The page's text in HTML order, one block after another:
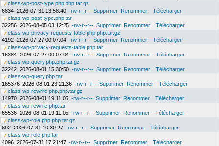
class-wp-post-type.php.php.tar.gz
6834 2026-07-31 13:58:40 -rw-r--r-- Supprimer Renommer
Télécharger
class-wp-post-type.php.tar
32256 2026-08-05 03:12:25 -rw-r--r-- Supprimer Renommer
Télécharger
class-wp-privacy-requests-table.php.php.tar.gz
4192 2026-07-27 00:07:04 -rw-r--r-- Supprimer Renommer
Télécharger
class-wp-privacy-requests-table.php.tar
16384 2026-07-27 00:07:04 -rw-r--r-- Supprimer Renommer
Télécharger
class-wp-query.php.php.tar.gz
32242 2026-08-01 15:30:50 -rw-r--r-- Supprimer Renommer
Télécharger
class-wp-query.php.tar
165376 2026-08-01 23:21:36 -rw-r--r-- Supprimer Renommer
Télécharger
class-wp-rewrite.php.php.tar.gz
14970 2026-08-01 19:11:05 -rw-r--r-- Supprimer Renommer
Télécharger
class-wp-rewrite.php.tar
65536 2026-08-01 19:11:05 -rw-r--r-- Supprimer Renommer
Télécharger
class-wp-role.php.php.tar.gz
892 2026-07-31 10:30:27 -rw-r--r-- Supprimer Renommer
Télécharger
class-wp-role.php.tar
4096 2026-07-31 17:21:47 -rw-r--r-- Supprimer Renommer Télécharger